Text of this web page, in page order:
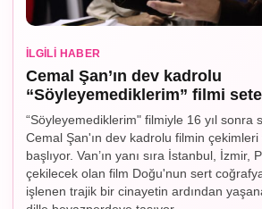
İLGILI HABER
Cemal Şan’ın dev kadrolu
“Söyleyemediklerim” filmi sete
“Söyleyemediklerim" filmiyle 16 yıl sonra
Cemal Şan'ın dev kadrolu filmin çekimleri
başlıyor. Van’ın yanı sıra İstanbul, İzmir,
çekilecek olan film Doğu'nun sert
işlenen trajik bir cinayetin ardından